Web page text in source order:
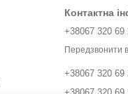
Контактна
+38067 320 69
Передзвонити
+38067 320 69